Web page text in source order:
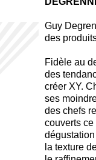
Guy
des
Fidèle au
des
créer XY.
ses
des chefs
couverts
la texture